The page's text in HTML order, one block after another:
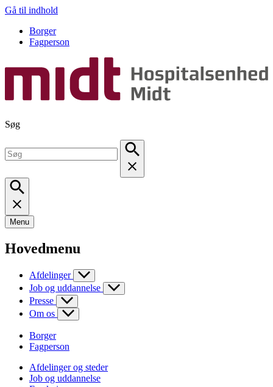
Gå til indhold
Borger
Fagperson
Søg
Menu
Hovedmenu
Afdelinger
Job og uddannelse
Presse
Om os
Borger
Fagperson
Afdelinger og steder
Job og uddannelse